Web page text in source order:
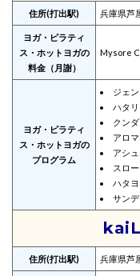
住所(打出駅) 兵庫県芦
ヨガ・ピラティ
ス・ホットヨガの
料金（月謝）
Mysore
ヨガ・ピラティ
ス・ホットヨガの
プログラム
ジェ
ハタ
クン
アロ
アシ
スロ
ハタ
サン
住所(打出駅) 兵庫県芦